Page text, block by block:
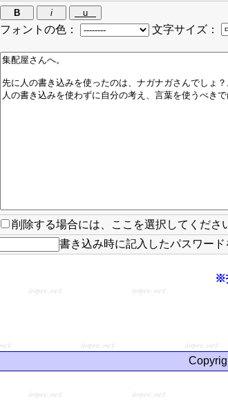
フォントの色： 文字サイズ：
削除する場合には、ここを選択してくださ
書き込み時に記入したパスワード
※